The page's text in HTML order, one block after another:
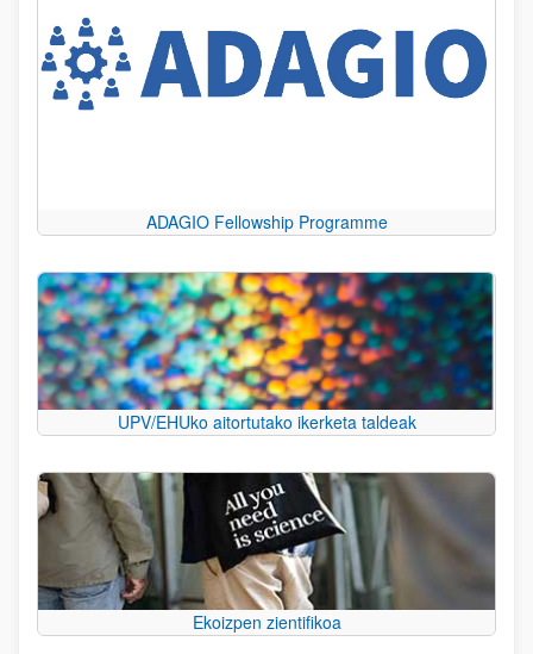
ADAGIO Fellowship Programme
UPV/EHUko aitortutako ikerketa taldeak
Ekoizpen zientifikoa